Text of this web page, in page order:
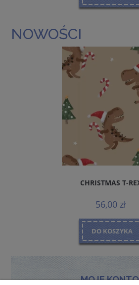
NOWOŚCI
CHRISTMAS T-
56,00 zł
DO KOSZYKA
MOJE KONTO